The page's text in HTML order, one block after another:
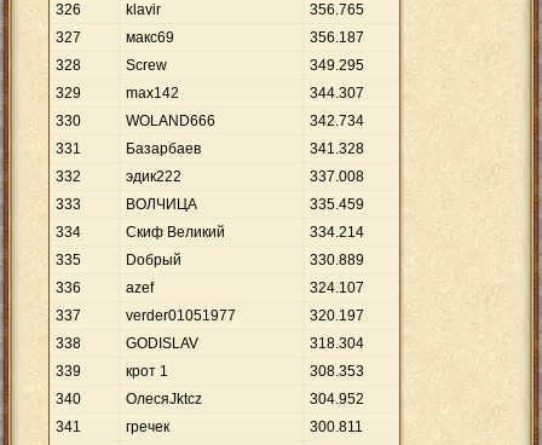
326
klavir 356.765
327
макс69 356.187
328
Screw 349.295
329
max142 344.307
330
WOLAND666 342.734
331
Базарбаев 341.328
332
эдик222 337.008
333
BOЛЧИЦА 335.459
334
Скиф Великий 334.214
335
Dобрый 330.889
336
azef 324.107
337
verder01051977 320.197
338
GODISLAV 318.304
339
крот 1 308.353
340
ОлесяJktcz 304.952
341
гречек 300.811